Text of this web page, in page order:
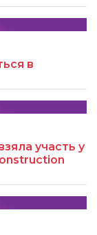
в
участь у